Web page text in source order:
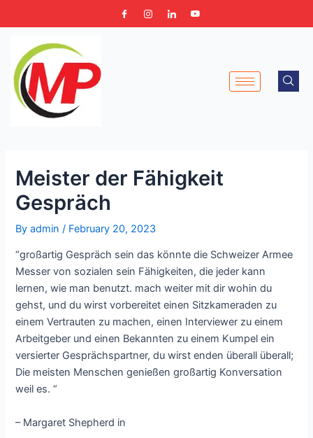
to
Meister der Fähigkeit
Gespräch
Byadmin/ February 20, 2023
“großartig Gespräch sein das könnte die Schweizer Armee
Messer von sozialen sein Fähigkeiten, die jeder kann
lernen, wie man benutzt. mach weiter mit dir wohin du
gehst, und du wirst vorbereitet einen Sitzkameraden zu
einem Vertrauten zu machen, einen Interviewer zu einem
Arbeitgeber und einen Bekannten zu einem Kumpel ein
versierter Gesprächspartner, du wirst enden überall überall;
Die meisten Menschen genießen großartig Konversation
weil es. “
– Margaret Shepherd in
navigation